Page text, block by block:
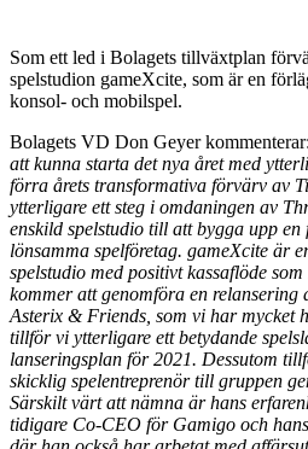
Som ett led i Bolagets tillväxtplan
spelstudion gameXcite, som är en
konsol- och mobilspel.
Bolagets VD Don Geyer kommenterar:
att kunna starta det nya året med
förra årets transformativa förvärv av
ytterligare ett steg i omdaningen av
enskild spelstudio till att bygga upp en
lönsamma spelföretag. gameXcite är
spelstudio med positivt kassaflöde
kommer att genomföra en relansering
Asterix & Friends, som vi har mycket
tillför vi ytterligare ett betydande
lanseringsplan för 2021. Dessutom
skicklig spelentreprenör till gruppen
Särskilt värt att nämna är hans
tidigare Co-CEO för Gamigo och